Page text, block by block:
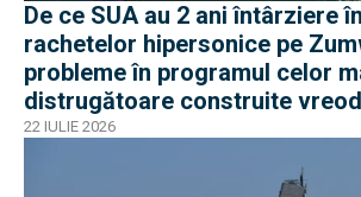
De ce SUA au 2 ani întârziere
rachetelor hipersonice pe
probleme în programul celor
distrugătoare construite
nave
22 IULIE 2026